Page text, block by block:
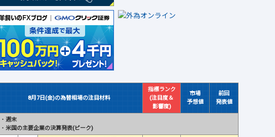
8月7日(金)の為替相場の注目材料
指標ランク
(注目度＆
影響度)
市場
予想値
前回
発表値
・ 週末
・ 米国の主要企業の決算発表(ピーク)